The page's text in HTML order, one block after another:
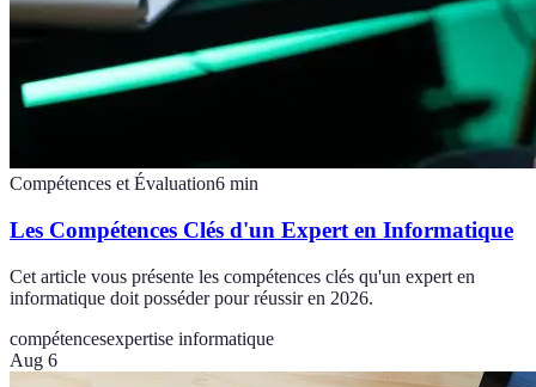
Compétences et Évaluation6 min
Les Compétences Clés d'un Expert en Informatique
Cet article vous présente les compétences clés qu'un expert en
informatique doit posséder pour réussir en 2026.
compétencesexpertise informatique
Aug 6